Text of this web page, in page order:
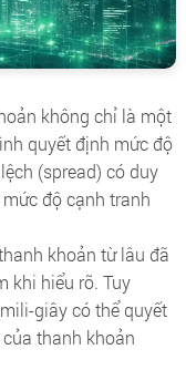
không chỉ là một
quyết định mức độ
(spread) có duy
độ cạnh tranh
khoản từ lâu đã
khi hiểu rõ. Tuy
giây có thể quyết
thanh khoản